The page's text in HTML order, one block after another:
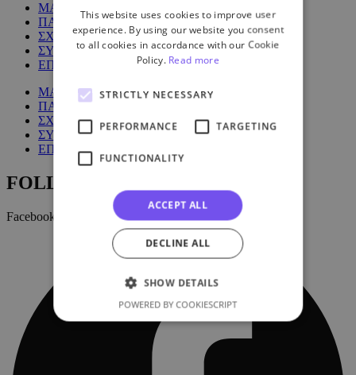
ΜΑΘΗΜΑΤΑ
ΠΑΚΕΤΑ
ΣΧΕΤΙΚΑ ΜΕ ΕΜΑΣ
ΣΥΧΝΕΣ ΕΡΩΤΗΣΕΙΣ
ΕΠΙΚΟΙΝΩΝΙΑ
ΜΑΘΗΜΑΤΑ
ΠΑΚΕΤΑ
ΣΧΕΤΙΚΑ ΜΕ ΕΜΑΣ
ΣΥΧΝΕΣ ΕΡΩΤΗΣΕΙΣ
ΕΠΙΚΟΙΝΩΝΙΑ
FOLLOW US:
Facebook
This website uses cookies to improve user
experience. By using our website you consent
to all cookies in accordance with our Cookie
Policy. Read more
STRICTLY NECESSARY
PERFORMANCE TARGETING
FUNCTIONALITY
ACCEPT ALL
DECLINE ALL
SHOW DETAILS
POWERED BY COOKIESCRIPT